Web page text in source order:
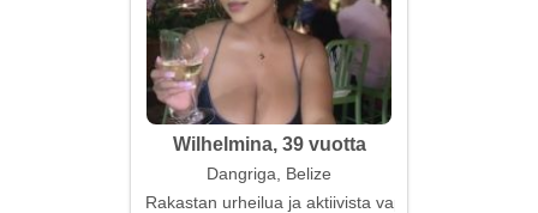
Wilhelmina, 39 vuotta
Dangriga, Belize
Rakastan urheilua ja aktiivista vapaa-ajanviettoa